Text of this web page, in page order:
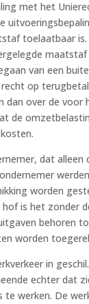
met het
toelaatbaar
van een
op
over de voor
de
dat alleen
worden
is het zonder
behoren
worden
in
echter dat
werken. De